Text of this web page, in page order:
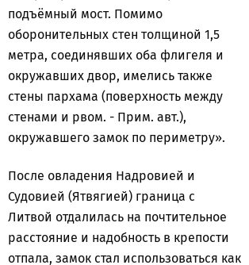
подъёмный мост. Помимо
оборонительных стен толщиной 1,5
метра, соединявших оба флигеля и
окружавших двор, имелись также
стены пархама (поверхность между
стенами и рвом. - Прим. авт.),
окружавшего замок по периметру».
После овладения Надровией и
Судовией (Ятвягией) граница с
Литвой отдалилась на почтительное
расстояние и надобность в крепости
отпала, замок стал использоваться как